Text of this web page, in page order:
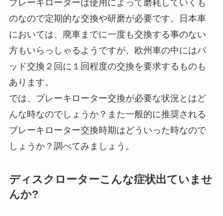
ブレーキローターは使用によって磨耗していくも
のなので定期的な交換や研磨が必要です。日本車
においては、廃車までに一度も交換する事のない
方もいらっしゃるようですが、欧州車の中にはパ
ッド交換２回に１回程度の交換を要求するものも
あります。
では、ブレーキローター交換が必要な状況とはど
んな時なのでしょうか？また一般的に推奨される
ブレーキローター交換時期はどういった時なので
しょうか？調べてみましょう。
ディスクローターこんな症状出ていませ
んか?